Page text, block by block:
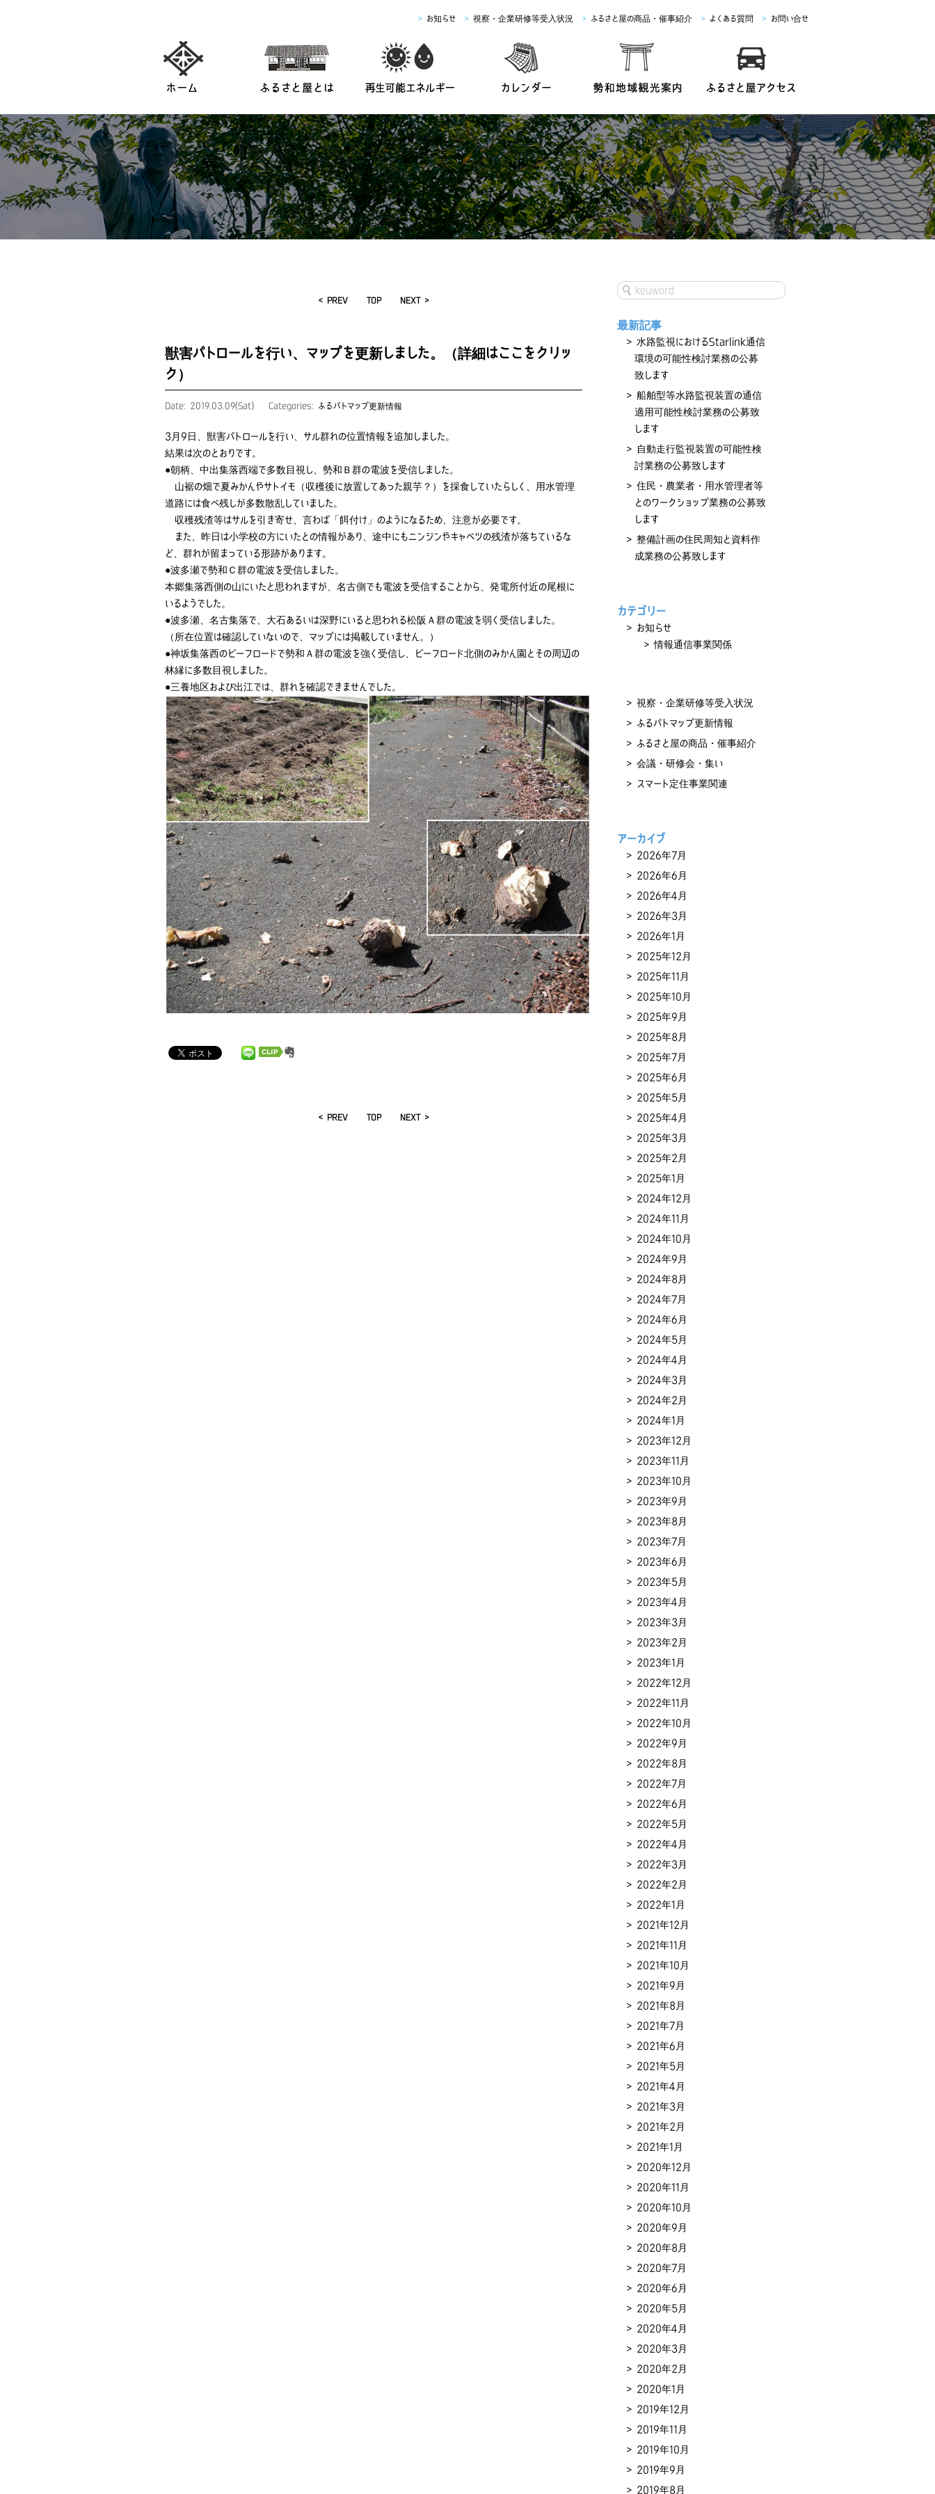
> お知らせ > 視察・企業研修等受入状況 > ふるさと屋の商品・催事紹介 > よくある質問 > お問い合せ
< PREV TOP NEXT >
獣害パトロールを行い、マップを更新しました。（詳細はここをクリッ
ク）
Date: 2019.03.09(Sat) Categories: ふるパトマップ更新情報
3月9日、獣害パトロールを行い、サル群れの位置情報を追加しました。
結果は次のとおりです。
●朝柄、中出集落西端で多数目視し、勢和Ｂ群の電波を受信しました。
山裾の畑で夏みかんやサトイモ（収穫後に放置してあった親芋？）を採食していたらしく、用水管理
道路には食べ残しが多数散乱していました。
収穫残渣等はサルを引き寄せ、言わば「餌付け」のようになるため、注意が必要です。
また、昨日は小学校の方にいたとの情報があり、途中にもニンジンやキャベツの残渣が落ちているな
ど、群れが留まっている形跡があります。
●波多瀬で勢和Ｃ群の電波を受信しました。
本郷集落西側の山にいたと思われますが、名古側でも電波を受信することから、発電所付近の尾根に
いるようでした。
●波多瀬、名古集落で、大石あるいは深野にいると思われる松阪Ａ群の電波を弱く受信しました。
（所在位置は確認していないので、マップには掲載していません。）
●神坂集落西のビーフロードで勢和Ａ群の電波を強く受信し、ビーフロード北側のみかん園とその周辺の
林縁に多数目視しました。
●三養地区および出江では、群れを確認できませんでした。
< PREV TOP NEXT >
最新記事
水路監視におけるStarlink通信
環境の可能性検討業務の公募
致します
船舶型等水路監視装置の通信
適用可能性検討業務の公募致
します
自動走行監視装置の可能性検
討業務の公募致します
住民・農業者・用水管理者等
とのワークショップ業務の公募致
します
整備計画の住民周知と資料作
成業務の公募致します
カテゴリー
お知らせ
情報通信事業関係
視察・企業研修等受入状況
ふるパトマップ更新情報
ふるさと屋の商品・催事紹介
会議・研修会・集い
スマート定住事業関連
アーカイブ
2026年7月
2026年6月
2026年4月
2026年3月
2026年1月
2025年12月
2025年11月
2025年10月
2025年9月
2025年8月
2025年7月
2025年6月
2025年5月
2025年4月
2025年3月
2025年2月
2025年1月
2024年12月
2024年11月
2024年10月
2024年9月
2024年8月
2024年7月
2024年6月
2024年5月
2024年4月
2024年3月
2024年2月
2024年1月
2023年12月
2023年11月
2023年10月
2023年9月
2023年8月
2023年7月
2023年6月
2023年5月
2023年4月
2023年3月
2023年2月
2023年1月
2022年12月
2022年11月
2022年10月
2022年9月
2022年8月
2022年7月
2022年6月
2022年5月
2022年4月
2022年3月
2022年2月
2022年1月
2021年12月
2021年11月
2021年10月
2021年9月
2021年8月
2021年7月
2021年6月
2021年5月
2021年4月
2021年3月
2021年2月
2021年1月
2020年12月
2020年11月
2020年10月
2020年9月
2020年8月
2020年7月
2020年6月
2020年5月
2020年4月
2020年3月
2020年2月
2020年1月
2019年12月
2019年11月
2019年10月
2019年9月
2019年8月